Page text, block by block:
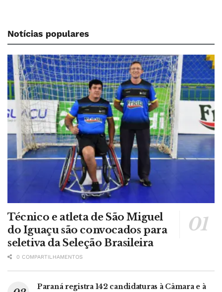
Notícias populares
Técnico e atleta de São Miguel
do Iguaçu são convocados para
seletiva da Seleção Brasileira
0 COMPARTILHAMENTOS
Paraná registra 142 candidaturas à Câmara e à